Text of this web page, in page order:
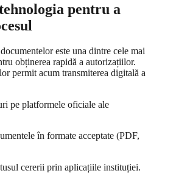
pentru a
este una dintre cele mai
obținerea rapidă a autorizațiilor.
permit acum transmiterea digitală a
pe platformele oficiale ale
în formate acceptate (PDF,
cererii prin aplicațiile instituției.